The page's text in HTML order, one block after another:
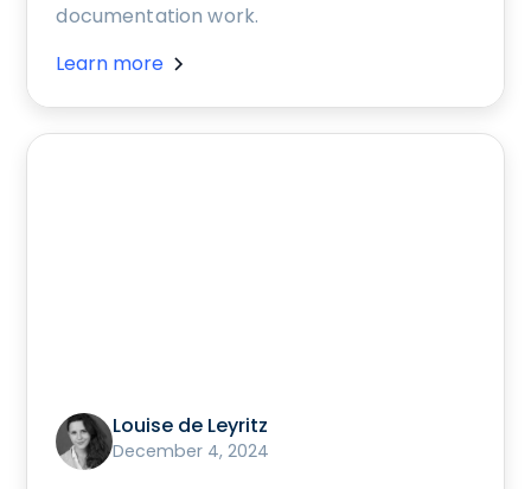
documentation work.
Learn more
Louise de Leyritz
December 4, 2024